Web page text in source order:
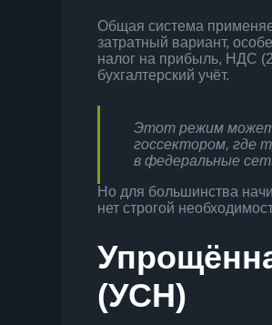
Общая система
затратный вариант,
налог на прибыль, НДС
бухгалтерский учёт.
Этот режим может
госсектором, где
в федеральные
Но для большинства
нет строгой
(УСН)